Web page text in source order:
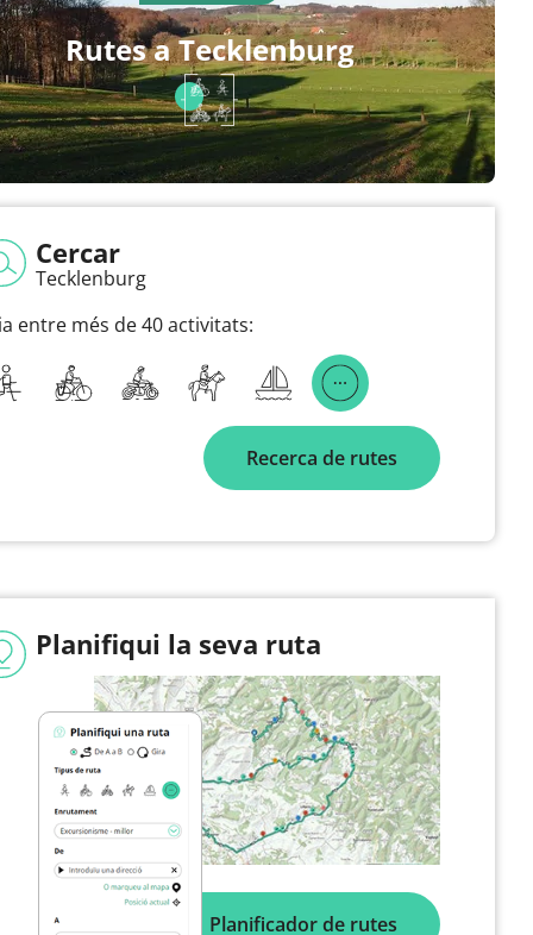
Rutes a Tecklenburg
Cercar
Tecklenburg
entre més de 40 activitats:
Recerca de rutes
Planifiqui la seva ruta
Planificador de rutes